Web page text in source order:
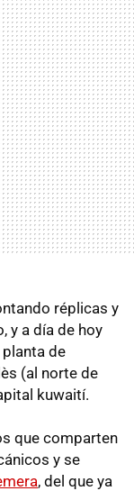
réplicas y
y a día de hoy
de
(al norte de
kuwaití.
que comparten
y se
, del que ya